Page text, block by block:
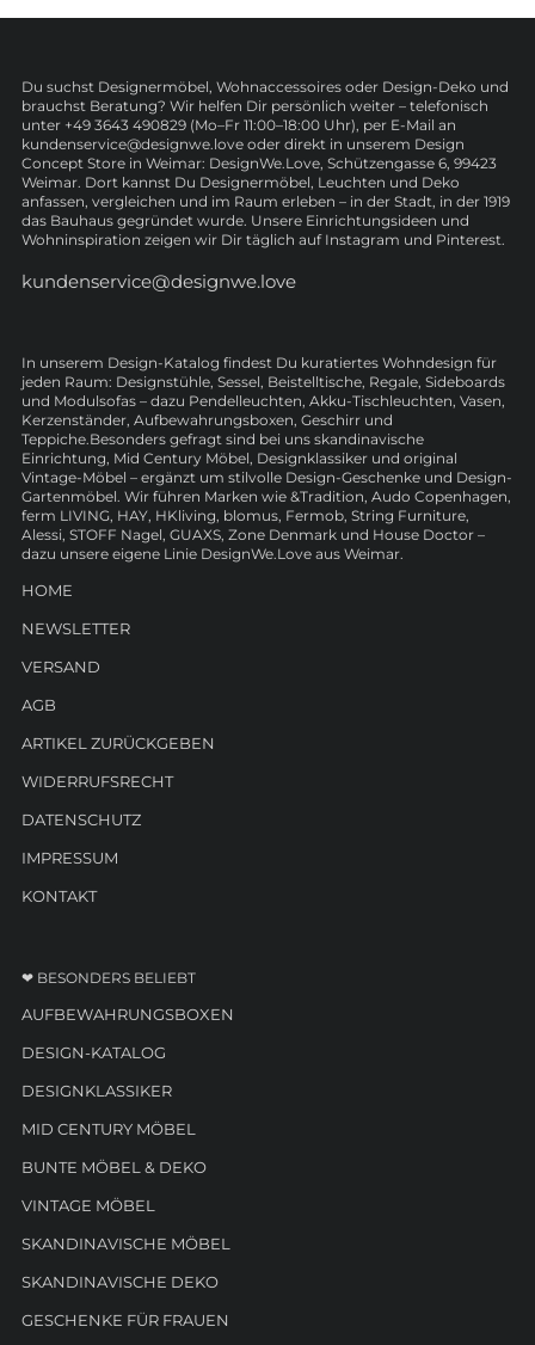
Du suchst Designermöbel, Wohnaccessoires oder Design-Deko und
brauchst Beratung? Wir helfen Dir persönlich weiter – telefonisch
unter +49 3643 490829 (Mo–Fr 11:00–18:00 Uhr), per E-Mail an
kundenservice@designwe.love oder direkt in unserem Design
Concept Store in Weimar: DesignWe.Love, Schützengasse 6, 99423
Weimar. Dort kannst Du Designermöbel, Leuchten und Deko
anfassen, vergleichen und im Raum erleben – in der Stadt, in der 1919
das Bauhaus gegründet wurde. Unsere Einrichtungsideen und
Wohninspiration zeigen wir Dir täglich auf Instagram und Pinterest.
kundenservice@designwe.love
In unserem Design-Katalog findest Du kuratiertes Wohndesign für
jeden Raum: Designstühle, Sessel, Beistelltische, Regale, Sideboards
und Modulsofas – dazu Pendelleuchten, Akku-Tischleuchten, Vasen,
Kerzenständer, Aufbewahrungsboxen, Geschirr und
Teppiche.Besonders gefragt sind bei uns skandinavische
Einrichtung, Mid Century Möbel, Designklassiker und original
Vintage-Möbel – ergänzt um stilvolle Design-Geschenke und Design-
Gartenmöbel. Wir führen Marken wie &Tradition, Audo Copenhagen,
ferm LIVING, HAY, HKliving, blomus, Fermob, String Furniture,
Alessi, STOFF Nagel, GUAXS, Zone Denmark und House Doctor –
dazu unsere eigene Linie DesignWe.Love aus Weimar.
HOME
NEWSLETTER
VERSAND
AGB
ARTIKEL ZURÜCKGEBEN
WIDERRUFSRECHT
DATENSCHUTZ
IMPRESSUM
KONTAKT
❤ BESONDERS BELIEBT
AUFBEWAHRUNGSBOXEN
DESIGN-KATALOG
DESIGNKLASSIKER
MID CENTURY MÖBEL
BUNTE MÖBEL & DEKO
VINTAGE MÖBEL
SKANDINAVISCHE MÖBEL
SKANDINAVISCHE DEKO
GESCHENKE FÜR FRAUEN